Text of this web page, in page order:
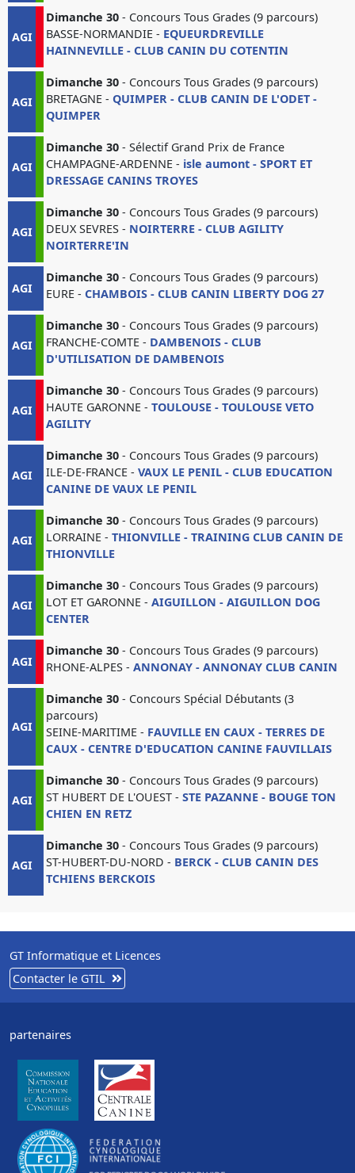
AGI
Dimanche 30 - Concours Tous Grades (9 parcours)
BASSE-NORMANDIE - EQUEURDREVILLE
HAINNEVILLE - CLUB CANIN DU COTENTIN
AGI
Dimanche 30 - Concours Tous Grades (9 parcours)
BRETAGNE -QUIMPER - CLUB CANIN DE L'ODET -
QUIMPER
AGI
Dimanche 30 - Sélectif Grand Prix de France
CHAMPAGNE-ARDENNE - isle aumont - SPORT ET
DRESSAGE CANINS TROYES
AGI
Dimanche 30 - Concours Tous Grades (9 parcours)
DEUX SEVRES - NOIRTERRE - CLUB AGILITY
NOIRTERRE'IN
AGI
Dimanche 30 - Concours Tous Grades (9 parcours)
EURE -CHAMBOIS - CLUB CANIN LIBERTY DOG 27
AGI
Dimanche 30 - Concours Tous Grades (9 parcours)
FRANCHE-COMTE - DAMBENOIS - CLUB
D'UTILISATION DE DAMBENOIS
AGI
Dimanche 30 - Concours Tous Grades (9 parcours)
HAUTE GARONNE -TOULOUSE - TOULOUSE VETO
AGILITY
AGI
Dimanche 30 - Concours Tous Grades (9 parcours)
ILE-DE-FRANCE -VAUX LE PENIL - CLUB EDUCATION
CANINE DE VAUX LE PENIL
AGI
Dimanche 30 - Concours Tous Grades (9 parcours)
LORRAINE -THIONVILLE - TRAINING CLUB CANIN DE
THIONVILLE
AGI
Dimanche 30 - Concours Tous Grades (9 parcours)
LOT ET GARONNE -AIGUILLON - AIGUILLON DOG
CENTER
AGI
Dimanche 30 - Concours Tous Grades (9 parcours)
RHONE-ALPES -ANNONAY - ANNONAY CLUB CANIN
AGI
Dimanche 30 - Concours Spécial Débutants (3
parcours)
SEINE-MARITIME - FAUVILLE EN CAUX - TERRES DE
CAUX - CENTRE D'EDUCATION CANINE FAUVILLAIS
AGI
Dimanche 30 - Concours Tous Grades (9 parcours)
ST HUBERT DE L'OUEST -STE PAZANNE - BOUGE TON
CHIEN EN RETZ
AGI
Dimanche 30 - Concours Tous Grades (9 parcours)
ST-HUBERT-DU-NORD - BERCK - CLUB CANIN DES
TCHIENS BERCKOIS
GT Informatique et Licences
Contacter le GTIL
partenaires